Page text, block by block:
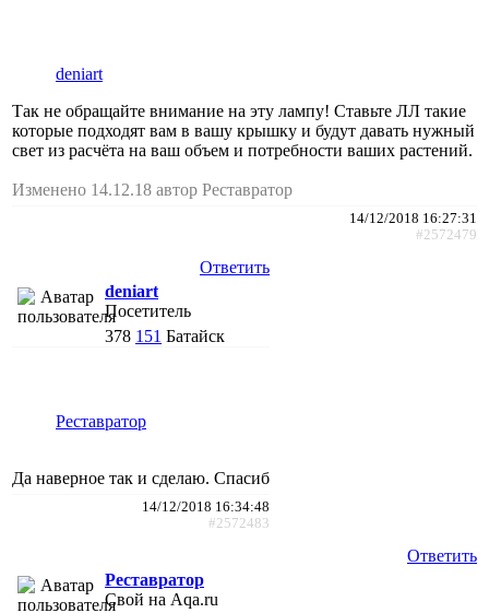
deniart
Так не обращайте внимание на эту лампу! Ставьте ЛЛ такие
которые подходят вам в вашу крышку и будут давать нужный
свет из расчёта на ваш объем и потребности ваших растений.
Изменено 14.12.18 автор Реставратор
14/12/2018 16:27:31
#2572479
Ответить
deniart
Посетитель
378 151 Батайск
Реставратор
Да наверное так и сделаю. Спасиб
14/12/2018 16:34:48
#2572483
Ответить
Реставратор
Свой на Aqa.ru